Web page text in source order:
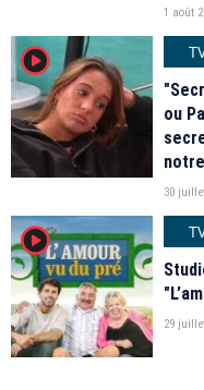
1 août
player2
ou
30
player2
29